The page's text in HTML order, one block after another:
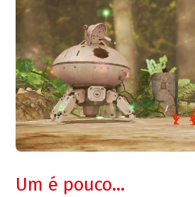
Um é pouco…